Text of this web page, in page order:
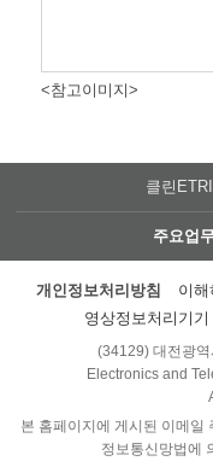
<참고이미지>
클린ETRI
주요업
개인정보처리방침 이
영상정보처리기
(34129) 대전광역
Electronics and
본 홈페이지에 게시된 이메일
정보통신망법에